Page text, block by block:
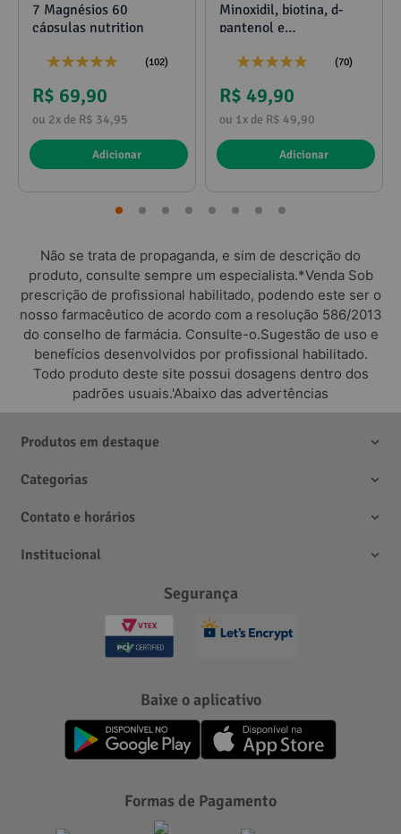
7 Magnésios 60
cápsulas nutrition
(102)
R$ 69,90
ou 2x de R$ 34,95
Adicionar
Minoxidil, biotina, d-
pantenol e
(70)
R$ 49,90
ou 1x de R$ 49,90
Adicionar
Não se trata de propaganda, e sim de descrição do
produto, consulte sempre um especialista.*Venda Sob
prescrição de profissional habilitado, podendo este ser o
nosso farmacêutico de acordo com a resolução 586/2013
do conselho de farmácia. Consulte-o.Sugestão de uso e
benefícios desenvolvidos por profissional habilitado.
Todo produto deste site possui dosagens dentro dos
padrões usuais.'Abaixo das advertências
Produtos em destaque
Categorias
Contato e horários
Institucional
Segurança
Baixe o aplicativo
Formas de Pagamento